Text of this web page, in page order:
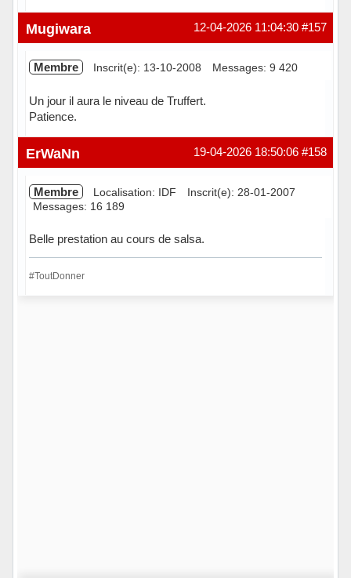
Hors ligne #157
12-04-2026 11:04:30
Mugiwara
Membre Inscrit(e): 13-10-2008 Messages: 9 420
Un jour il aura le niveau de Truffert.
Patience.
Hors ligne #158
19-04-2026 18:50:06
ErWaNn
Membre Localisation: IDF
Inscrit(e): 28-01-2007
Messages: 16 189
Belle prestation au cours de salsa.
#ToutDonner